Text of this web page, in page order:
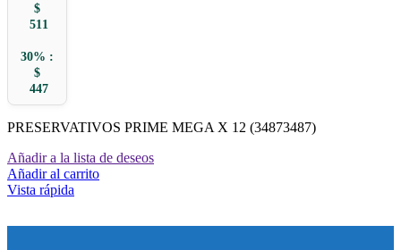
$
511
30% :
$
447
PRESERVATIVOS PRIME MEGA X 12 (34873487)
Añadir a la lista de deseos
Añadir al carrito
Vista rápida